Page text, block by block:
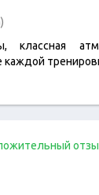
классная
каждой